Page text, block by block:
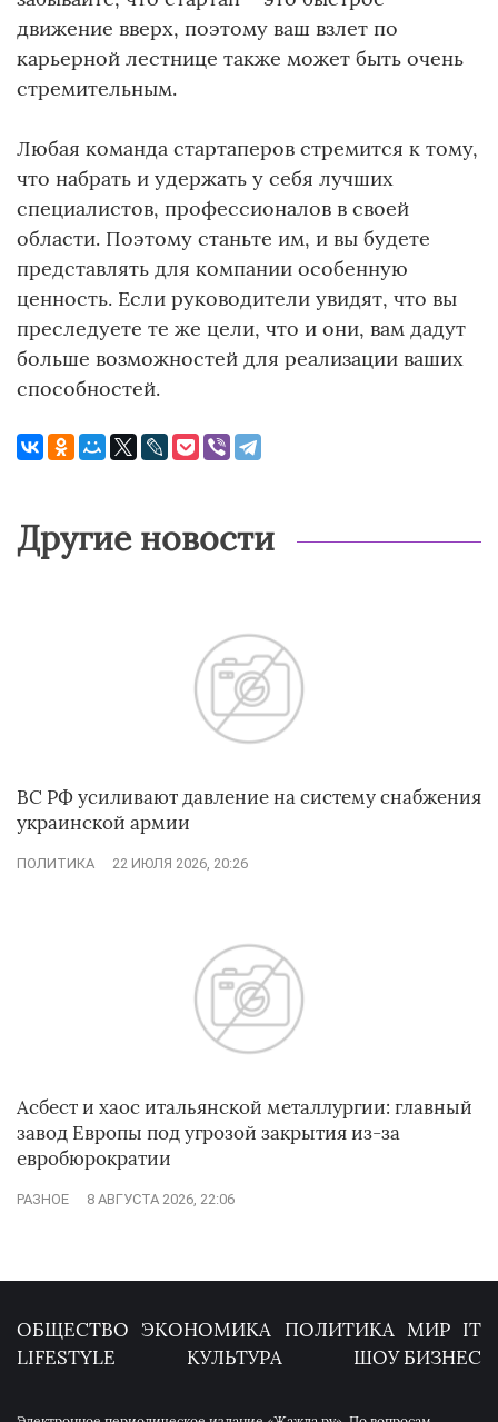
движение вверх, поэтому ваш взлет по
карьерной лестнице также может быть очень
стремительным.
Любая команда стартаперов стремится к тому,
что набрать и удержать у себя лучших
специалистов, профессионалов в своей
области. Поэтому станьте им, и вы будете
представлять для компании особенную
ценность. Если руководители увидят, что вы
преследуете те же цели, что и они, вам дадут
больше возможностей для реализации ваших
способностей.
Другие новости
ВС РФ усиливают давление на систему снабжения
украинской армии
ПОЛИТИКА 22 ИЮЛЯ 2026, 20:26
Асбест и хаос итальянской металлургии: главный
завод Европы под угрозой закрытия из-за
евробюрократии
РАЗНОЕ 8 АВГУСТА 2026, 22:06
ОБЩЕСТВО ЭКОНОМИКА ПОЛИТИКА МИР IT
LIFESTYLE
КУЛЬТУРА ШОУ БИЗНЕС